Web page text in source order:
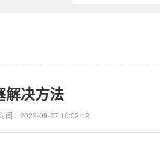
解决方法
间：2022-09-27 16:02:12